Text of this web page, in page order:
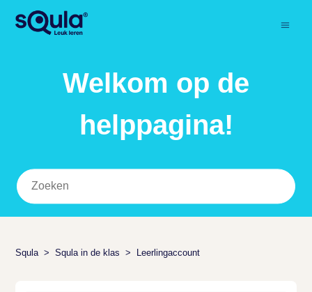
Welkom op de
helppagina!
Squla Squla in de klas Leerlingaccount